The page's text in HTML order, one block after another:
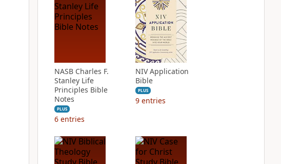
NASB Charles F.
Stanley Life
Principles Bible
Notes
PLUS
6 entries
NIV Application
Bible
PLUS
9 entries